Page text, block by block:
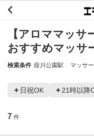
【アロママッサ
おすすめマッサ
検索条件 葭川公園駅 マッサ
日祝OK 21時以降
7 件